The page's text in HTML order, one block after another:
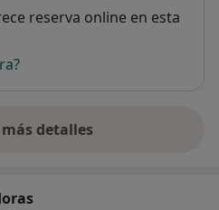
reserva online en esta
detalles
sobre la dirección